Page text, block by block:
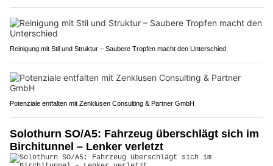
Reinigung mit Stil und Struktur – Saubere Tropfen macht den Unterschied
Potenziale entfalten mit Zenklusen Consulting & Partner GmbH
Solothurn SO/A5: Fahrzeug überschlägt sich im
Birchitunnel – Lenker verletzt